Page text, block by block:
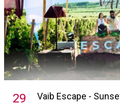
29 Vaib Escape -